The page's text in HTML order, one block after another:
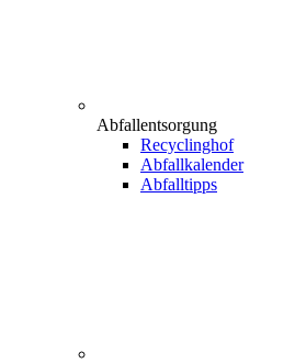
Abfallentsorgung
Recyclinghof
Abfallkalender
Abfalltipps